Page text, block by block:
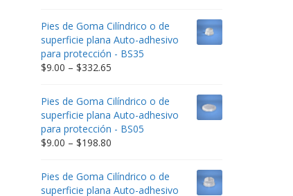
$9.00
through
$212.34
Pies de Goma Cilíndrico o de
superficie plana Auto-adhesivo
para protección - BS35
$9.00 – $332.65Price
$9.00
through
$332.65
Pies de Goma Cilíndrico o de
superficie plana Auto-adhesivo
para protección - BS05
$9.00 – $198.80Price
$9.00
through
Pies de Goma Cilíndrico o de
superficie plana Auto-adhesivo